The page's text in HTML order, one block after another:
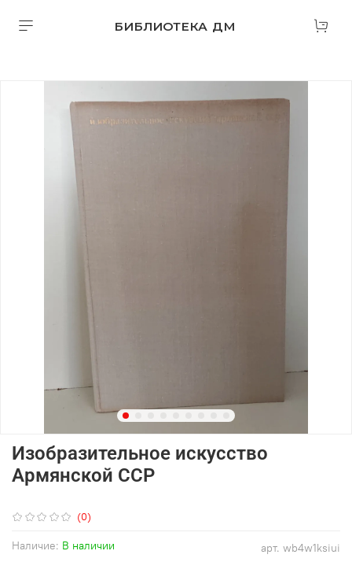
БИБЛИОТЕКА ДМ
(0)
арт. wb4w1ksiui
Наличие: В наличии
Изобразительное искусство
Армянской ССР